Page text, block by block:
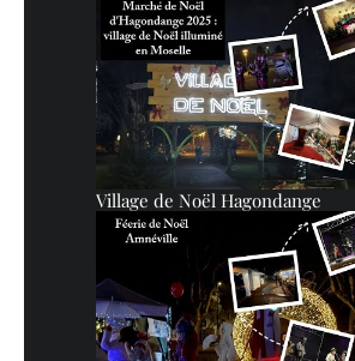
Village de Noël Hagondange